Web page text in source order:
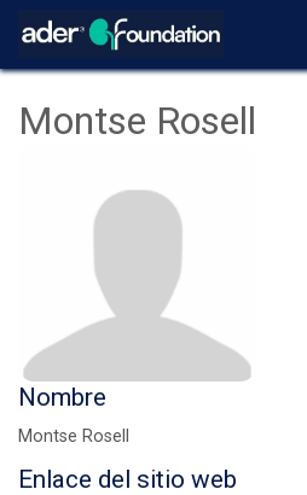
Ir al contenido
Montse Rosell
Nombre
Montse Rosell
Enlace del sitio web